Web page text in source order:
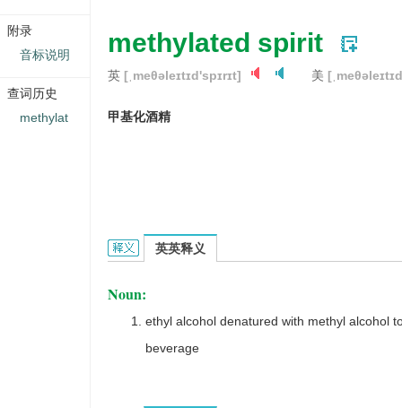
methylated spirit
英 [ˌmeθəleɪtɪd'spɪrɪt] 美
甲基化酒精
methylated spirit的英文翻译是什么意思，词典释义
英英释义
Noun:
ethyl alcohol denatured with methyl alcohol
beverage
附录
音标说明
查词历史
methylat